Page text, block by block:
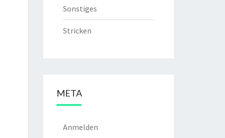
Sonstiges
Stricken
META
Anmelden